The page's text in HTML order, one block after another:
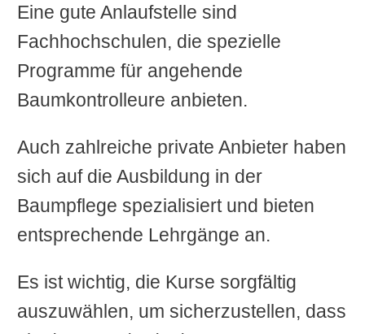
Eine gute Anlaufstelle sind
Fachhochschulen, die spezielle
Programme für angehende
Baumkontrolleure anbieten.
Auch zahlreiche private Anbieter haben
sich auf die Ausbildung in der
Baumpflege spezialisiert und bieten
entsprechende Lehrgänge an.
Es ist wichtig, die Kurse sorgfältig
auszuwählen, um sicherzustellen, dass